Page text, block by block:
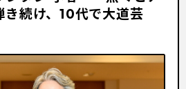
き続け、10代で大道芸